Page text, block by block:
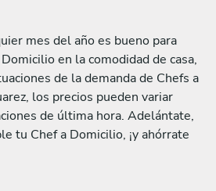
mes del año es bueno para
en la comodidad de casa,
de la demanda de Chefs a
los precios pueden variar
de última hora. Adelántate,
tu Chef a Domicilio, ¡y ahórrate